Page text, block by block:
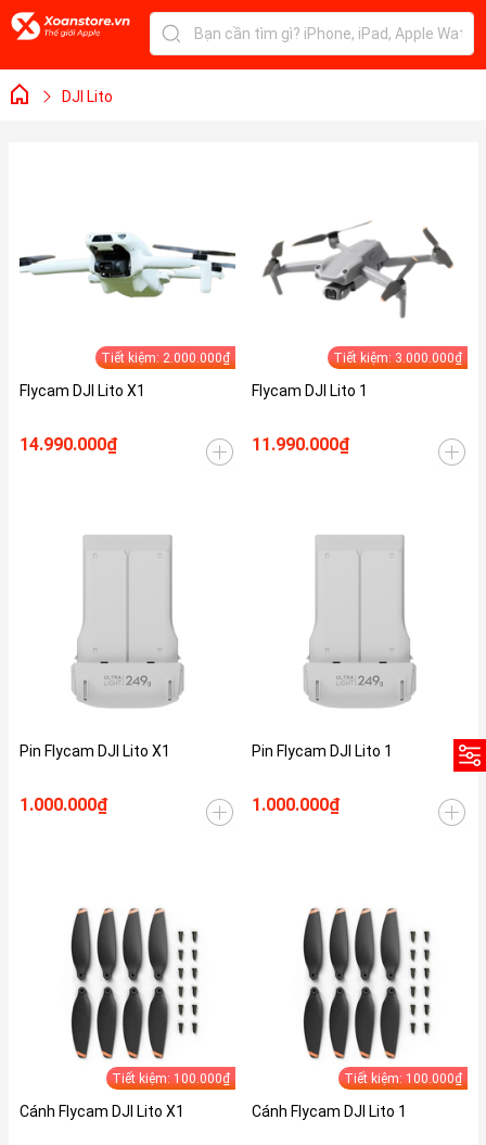
DJI Lito
Tiết kiệm: 2.000.000₫
Flycam DJI Lito X1
14.990.000₫
Tiết kiệm: 3.000.000₫
Flycam DJI Lito 1
11.990.000₫
Pin Flycam DJI Lito X1
1.000.000₫
Pin Flycam DJI Lito 1
1.000.000₫
Tiết kiệm: 100.000₫
Cánh Flycam DJI Lito X1
Tiết kiệm: 100.000₫
Cánh Flycam DJI Lito 1